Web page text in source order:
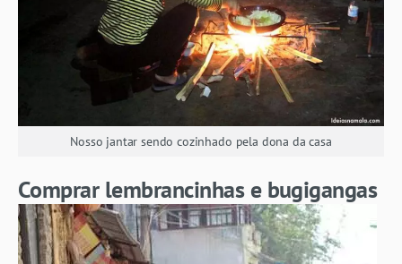
Nosso jantar sendo cozinhado pela dona da casa
Comprar lembrancinhas e bugigangas